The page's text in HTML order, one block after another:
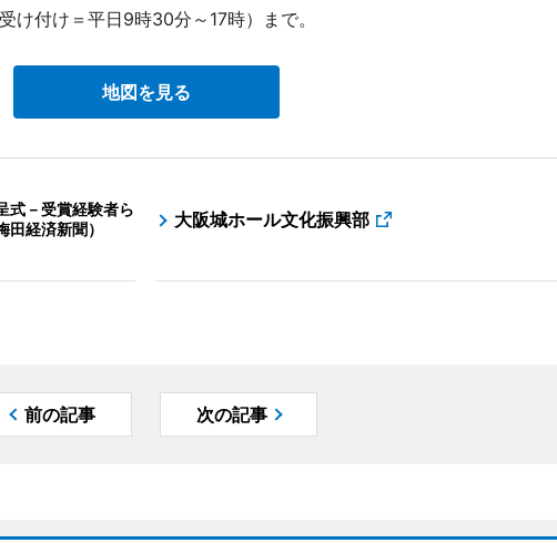
け付け＝平日9時30分～17時）まで。
地図を見る
式－受賞経験者ら
経済新聞）
大阪城ホール文化振興部
前の記事 次の記事